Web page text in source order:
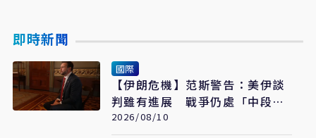
即時新聞
國際
【伊朗危機】范斯警告：美伊談
判雖有進展 戰爭仍處「中段」
遠未結束
2026/08/10